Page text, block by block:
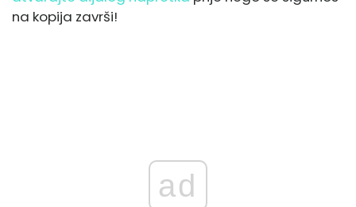
na kopija završi!
ad